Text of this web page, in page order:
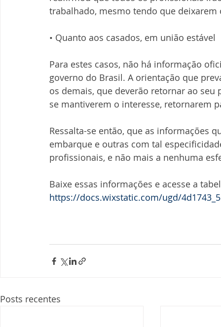
trabalhado, mesmo tendo que
• Quanto aos casados, em união estável
Para estes casos, não há informação
governo do Brasil. A orientação que
os demais, que deverão retornar ao
se mantiverem o interesse, retornarem
Ressalta-se então, que as informações
embarque e outras com tal
profissionais, e não mais a nenhuma
Baixe essas informações e acesse a
https://docs.wixstatic.com/ugd/
Posts recentes